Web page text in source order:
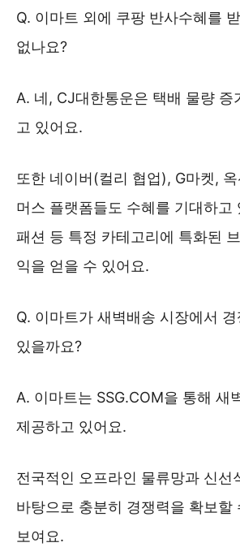
Q. 이마트 외에 쿠팡 반사수혜를
없나요?
A. 네, CJ대한통운은 택배 물량 증
고 있어요.
또한 네이버(컬리 협업), G마켓,
머스 플랫폼들도 수혜를 기대하고
패션 등 특정 카테고리에 특화된
익을 얻을 수 있어요.
Q. 이마트가 새벽배송 시장에서
있을까요?
A. 이마트는 SSG.COM을 통해 새
제공하고 있어요.
전국적인 오프라인 물류망과 신선
바탕으로 충분히 경쟁력을 확보할
보여요.